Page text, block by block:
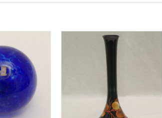
AAN
/
TOEVOEGEN AAN
WINKELWAGEN